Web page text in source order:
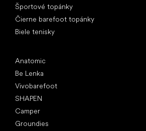
Športové topánky
Čierne barefoot topánky
Biele tenisky
Anatomic
Be Lenka
Vivobarefoot
SHAPEN
Camper
Groundies